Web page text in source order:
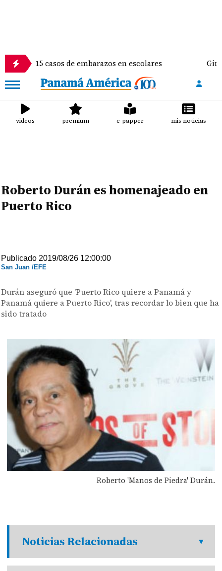
casos de embarazos en escolares Gimnasta
videos premium e-papper mis noticias
Roberto Durán es homenajeado en
Puerto Rico
Publicado 2019/08/26 12:00:00
San Juan /EFE
Durán aseguró que 'Puerto Rico quiere a Panamá y
Panamá quiere a Puerto Rico', tras recordar lo bien que ha
sido tratado
Roberto 'Manos de Piedra' Durán.
Noticias Relacionadas